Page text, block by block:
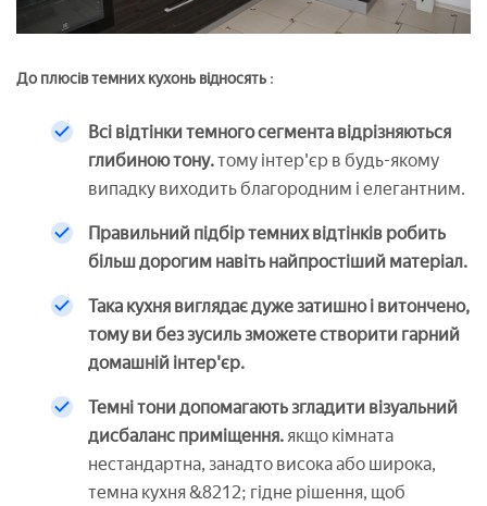
До плюсів темних кухонь відносять :
Всі відтінки темного сегмента відрізняються
глибиною тону.тому інтер'єр в будь-якому
випадку виходить благородним і елегантним.
Правильний підбір темних відтінків робить
більш дорогим навіть найпростіший матеріал.
Така кухня виглядає дуже затишно і витончено,
тому ви без зусиль зможете створити гарний
домашній інтер'єр.
Темні тони допомагають згладити візуальний
дисбаланс приміщення.якщо кімната
нестандартна, занадто висока або широка,
темна кухня &8212; гідне рішення, щоб